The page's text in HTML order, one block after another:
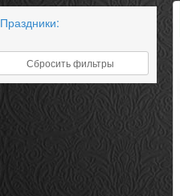
Праздники:
Сбросить фильтры